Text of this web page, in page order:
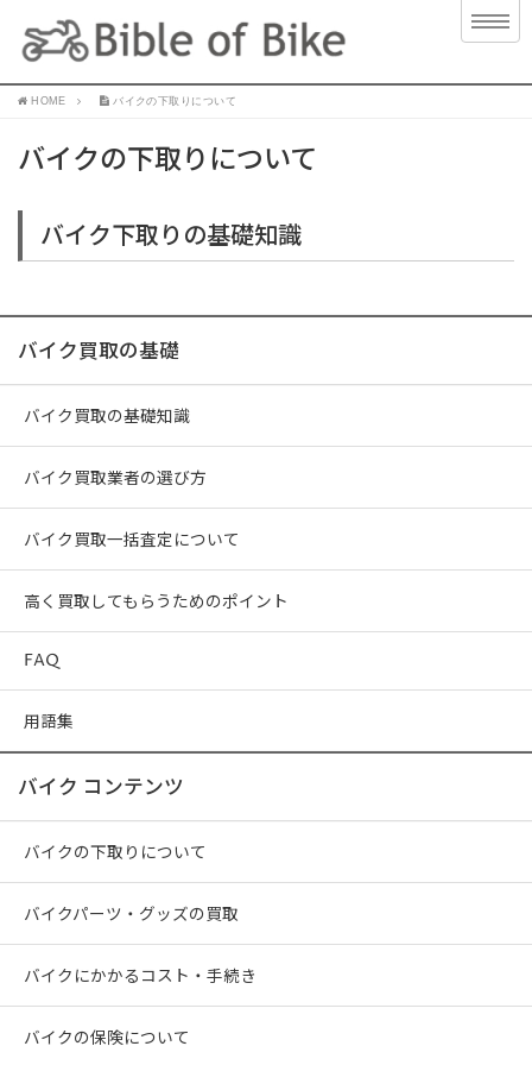
HOME バイクの下取りについて
バイクの下取りについて
バイク下取りの基礎知識
バイク買取の基礎
バイク買取の基礎知識
バイク買取業者の選び方
バイク買取一括査定について
高く買取してもらうためのポイント
FAQ
用語集
バイク コンテンツ
バイクの下取りについて
バイクパーツ・グッズの買取
バイクにかかるコスト・手続き
バイクの保険について